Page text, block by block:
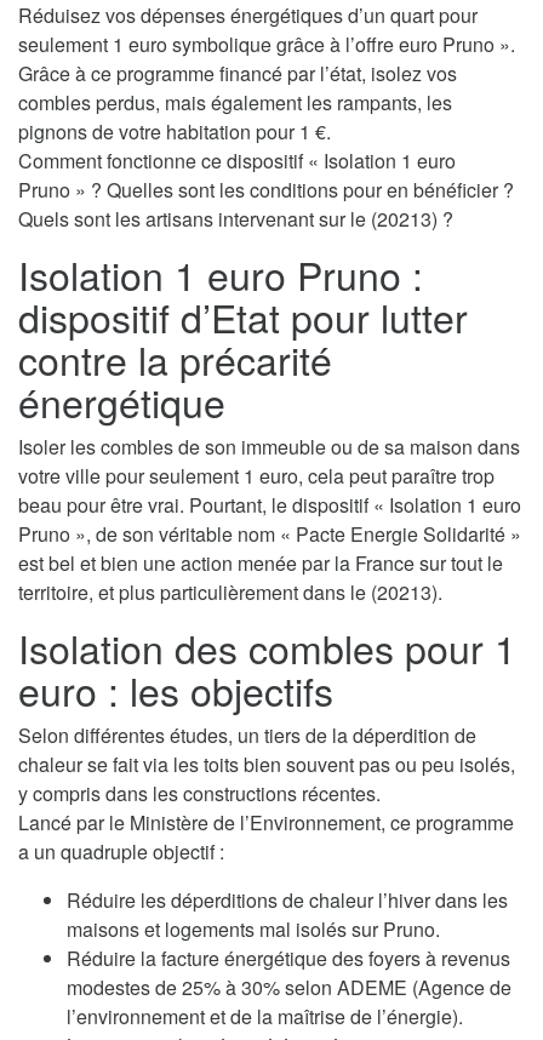
Réduisez vos dépenses énergétiques d’un quart pour
seulement 1 euro symbolique grâce à l’offre euro Pruno ».
Grâce à ce programme financé par l’état, isolez vos
combles perdus, mais également les rampants, les
pignons de votre habitation pour 1 €.
Comment fonctionne ce dispositif « Isolation 1 euro
Pruno » ? Quelles sont les conditions pour en bénéficier ?
Quels sont les artisans intervenant sur le (20213) ?
Isolation 1 euro Pruno :
dispositif d’Etat pour lutter
contre la précarité
énergétique
Isoler les combles de son immeuble ou de sa maison dans
votre ville pour seulement 1 euro, cela peut paraître trop
beau pour être vrai. Pourtant, le dispositif « Isolation 1 euro
Pruno », de son véritable nom « Pacte Energie Solidarité »
est bel et bien une action menée par la France sur tout le
territoire, et plus particulièrement dans le (20213).
Isolation des combles pour 1
euro : les objectifs
Selon différentes études, un tiers de la déperdition de
chaleur se fait via les toits bien souvent pas ou peu isolés,
y compris dans les constructions récentes.
Lancé par le Ministère de l’Environnement, ce programme
a un quadruple objectif :
Réduire les déperditions de chaleur l’hiver dans les
maisons et logements mal isolés sur Pruno.
Réduire la facture énergétique des foyers à revenus
modestes de 25% à 30% selon ADEME (Agence de
l’environnement et de la maîtrise de l’énergie).